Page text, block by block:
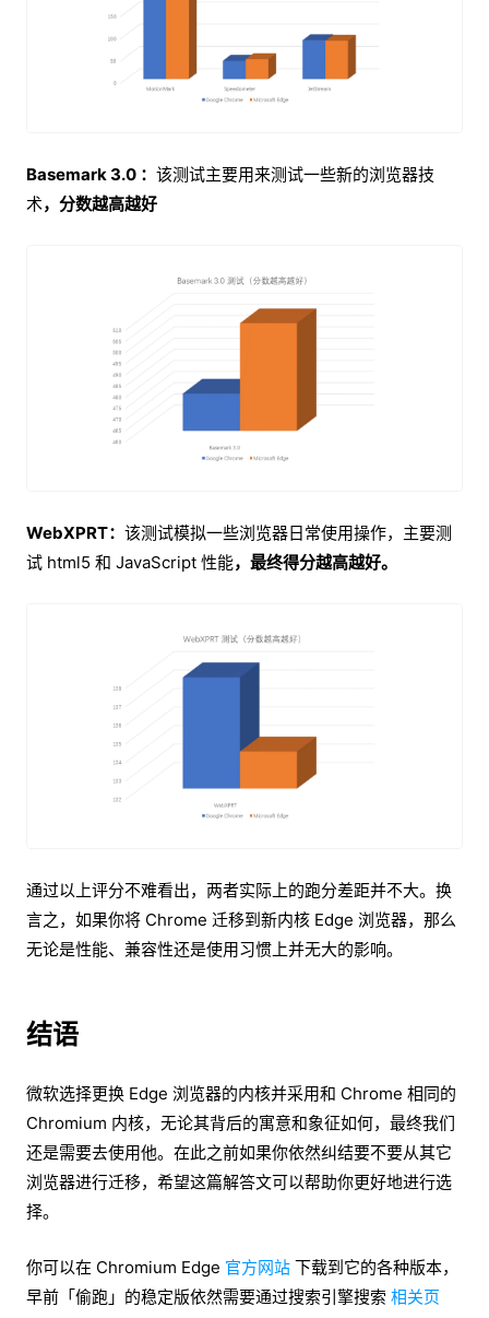
Basemark 3.0 ： 该测试主要用来测试一些新的浏览器技
术，分数越高越好
WebXPRT： 该测试模拟一些浏览器日常使用操作，主要测
试 html5 和 JavaScript 性能，最终得分越高越好。
通过以上评分不难看出，两者实际上的跑分差距并不大。换
言之，如果你将 Chrome 迁移到新内核 Edge 浏览器，那么
无论是性能、兼容性还是使用习惯上并无大的影响。
结语
微软选择更换 Edge 浏览器的内核并采用和 Chrome 相同的
Chromium 内核，无论其背后的寓意和象征如何，最终我们
还是需要去使用他。在此之前如果你依然纠结要不要从其它
浏览器进行迁移，希望这篇解答文可以帮助你更好地进行选
择。
你可以在 Chromium Edge 官方网站 下载到它的各种版本，
早前「偷跑」的稳定版依然需要通过搜索引擎搜索 相关页